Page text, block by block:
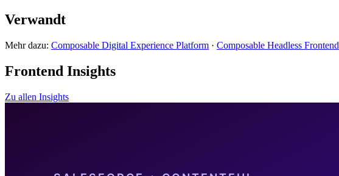
Verwandt
Mehr dazu: Composable Digital Experience Platform · Composable Headless Frontend
Frontend Insights
Zu allen Insights